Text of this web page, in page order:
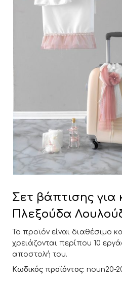
Σετ βάπτισης για
Πλεξούδα
Το προϊόν είναι διαθέσιμο
χρειάζονται περίπου 10
αποστολή του.
Κωδικός προϊόντος: noun20-